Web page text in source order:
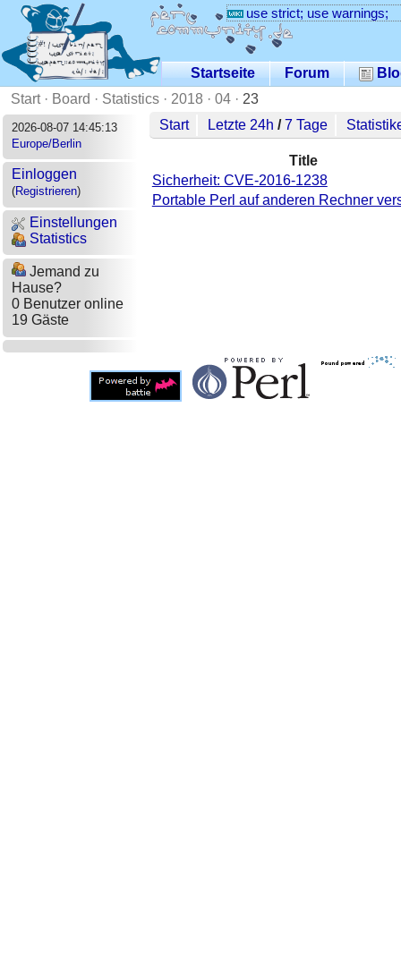
use strict; use warnings;
Startseite Forum
Start· Board · Statistics · 2018 · 04 · 23
2026-08-07 14:45:13
Europe/Berlin
Einloggen
(Registrieren)
Einstellungen
Statistics
Jemand zu
Hause?
0 Benutzer online
19 Gäste
Start Letzte 24h /7 Tage
Title
Sicherheit: CVE-2016-1238
Portable Perl auf anderen Rechner